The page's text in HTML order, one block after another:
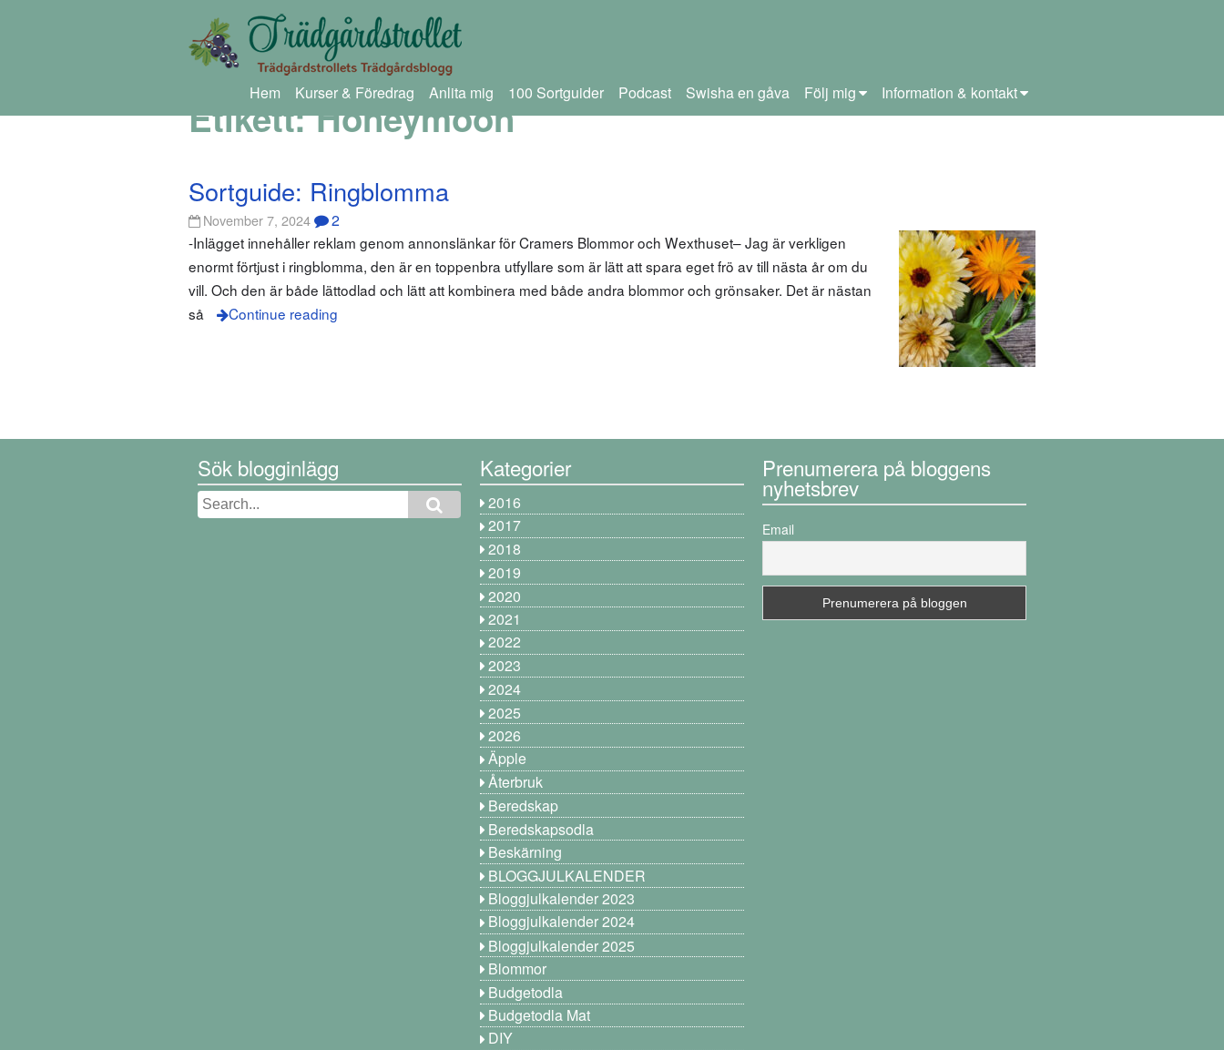
Hem Kurser & Föredrag Anlita mig 100 Sortguider Podcast Swisha en gåva Följ mig Information & kontakt
Etikett:Honeymoon
Sortguide: Ringblomma
November 7, 2024 2
-Inlägget innehåller reklam genom annonslänkar för Cramers Blommor och Wexthuset– Jag är verkligen
enormt förtjust i ringblomma, den är en toppenbra utfyllare som är lätt att spara eget frö av till nästa år om du
vill. Och den är både lättodlad och lätt att kombinera med både andra blommor och grönsaker. Det är nästan
så
Continue reading
Sök blogginlägg Kategorier
2016
2017
2018
2019
2020
2021
2022
2023
2024
2025
2026
Äpple
Återbruk
Beredskap
Beredskapsodla
Beskärning
BLOGGJULKALENDER
Bloggjulkalender 2023
Bloggjulkalender 2024
Bloggjulkalender 2025
Blommor
Budgetodla
Budgetodla Mat
DIY
Prenumerera på bloggens
nyhetsbrev
Email